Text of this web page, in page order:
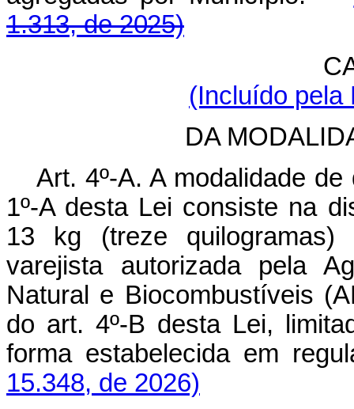
1.313, de 2025)
(Incluído pela
DA
Art. 4º-A. A modalidade
1º-A desta Lei consiste na
13 kg (treze
varejista autorizada pela
Natural e Biocombustíveis
do art. 4º-B desta Lei,
forma estabelecida em
15.348, de 2026)